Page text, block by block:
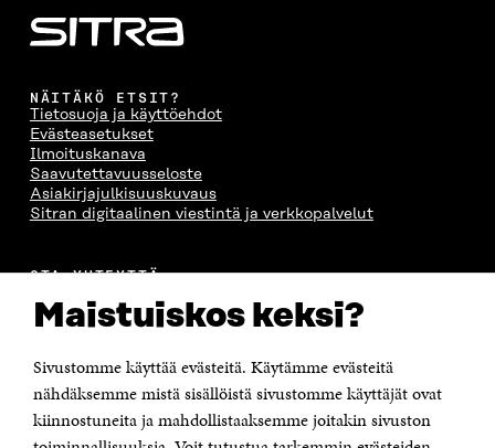
Maistuiskos keksi?
Sivustomme käyttää evästeitä. Käytämme evästeitä
nähdäksemme mistä sisällöistä sivustomme käyttäjät ovat
kiinnostuneita ja mahdollistaaksemme joitakin sivuston
NÄITÄKÖ ETSIT?
Tietosuoja ja käyttöehdot
Evästeasetukset
Ilmoituskanava
Saavutettavuusseloste
Asiakirjajulkisuuskuvaus
Sitran digitaalinen viestintä ja verkkopalvelut
OTA YHTEYTTÄ
Itämerenkatu 11-13, PL 160,
00181 Helsinki
Puhelin +358 294 618 991
Sähköpostiosoite
Saapumisohjeet